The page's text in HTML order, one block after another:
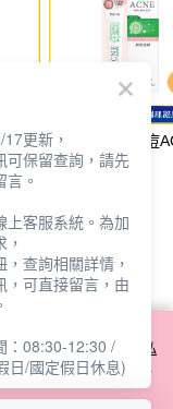
雪芙蘭科研抗痘
調理凝膠20g
式之詳情，及若您不希
，請參閱本網站「
隱私
同意本公司得按本網站使
更新，
可保留查詢，請先
。
上客服系統。為加
查詢相關詳情，
，可直接留言，由
：08:30-12:30 /
日/國定假日休息)